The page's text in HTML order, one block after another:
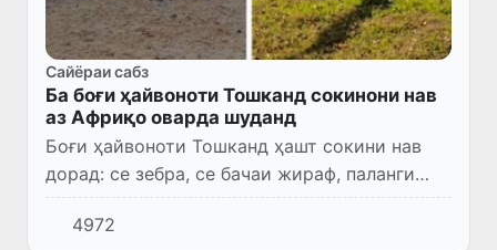
Сайёраи сабз
Ба боғи ҳайвоноти Тошканд сокинони нав
аз Африқо оварда шуданд
Боғи ҳайвоноти Тошканд ҳашт сокини нав
дорад: се зебра, се бачаи жираф, паланги
сафеди бенгалӣ ва шери сафед, ки аз
Африқои Ҷанубӣ оварда шудаанд. Дар ин
4972